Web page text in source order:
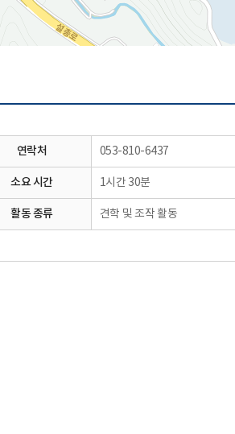
연락처 053-810-6437
소요 시간 1시간 30분
활동 종류 견학 및 조작 활동